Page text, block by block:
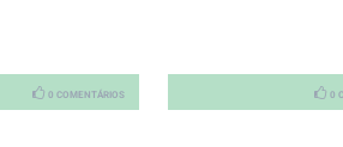
0 COMENTÁRIOS 0